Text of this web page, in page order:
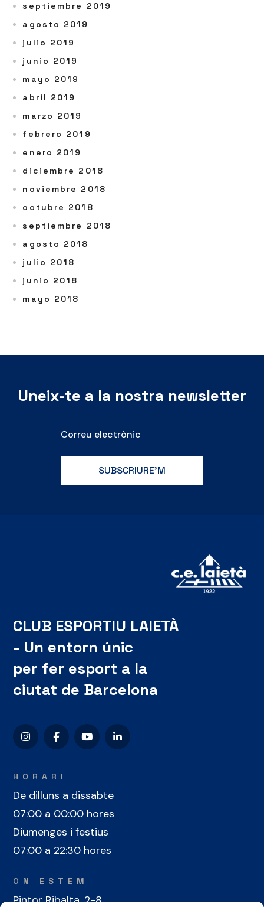
septiembre 2019
agosto 2019
julio 2019
junio 2019
mayo 2019
abril 2019
marzo 2019
febrero 2019
enero 2019
diciembre 2018
noviembre 2018
octubre 2018
septiembre 2018
agosto 2018
julio 2018
junio 2018
mayo 2018
Uneix-te a la nostra newsletter
CLUB ESPORTIU LAIETÀ
- Un entorn únic
per fer esport a la
ciutat de Barcelona
HORARI
De dilluns a dissabte
07:00 a 00:00 hores
Diumenges i festius
07:00 a 22:30 hores
ON ESTEM
Pintor Ribalta, 2-8